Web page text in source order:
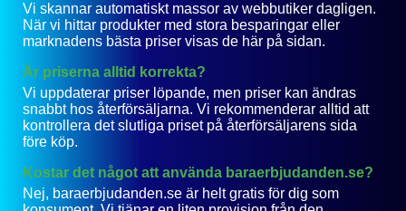
Vi skannar automatiskt massor av webbutiker dagligen.
När vi hittar produkter med stora besparingar eller
marknadens bästa priser visas de här på sidan.
Är priserna alltid korrekta?
Vi uppdaterar priser löpande, men priser kan ändras
snabbt hos återförsäljarna. Vi rekommenderar alltid att
kontrollera det slutliga priset på återförsäljarens sida
före köp.
Kostar det något att använda baraerbjudanden.se?
Nej, baraerbjudanden.se är helt gratis för dig som